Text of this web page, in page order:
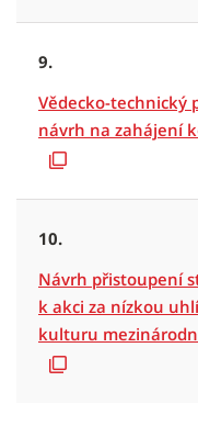
9.
Vědecko-technický
návrh na zahájení
10.
Návrh přistoupení
k akci za nízkou
kulturu